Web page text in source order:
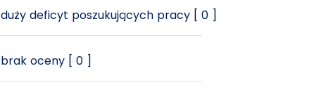
duży deficyt poszukujących pracy [ 0 ]
brak oceny [ 0 ]